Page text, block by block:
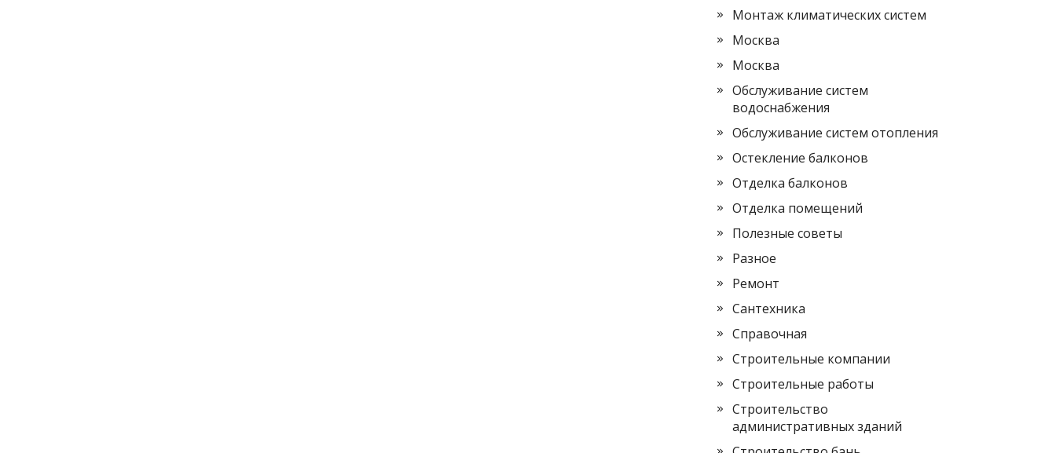
Монтаж климатических систем
Москва
Москва
Обслуживание систем
водоснабжения
Обслуживание систем отопления
Остекление балконов
Отделка балконов
Отделка помещений
Полезные советы
Разное
Ремонт
Сантехника
Справочная
Строительные компании
Строительные работы
Строительство
административных зданий